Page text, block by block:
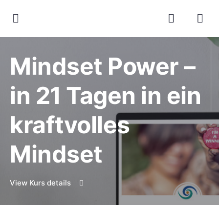
Mindset Power –
in 21 Tagen in ein
kraftvolles
Mindset
View Kurs details